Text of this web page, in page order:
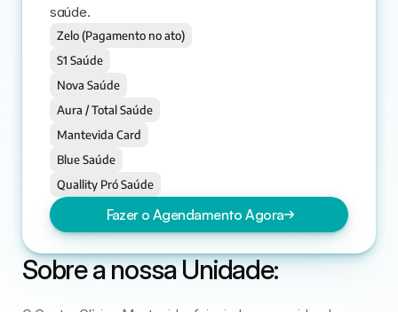
saúde.
Zelo (Pagamento no ato)
S1 Saúde
Nova Saúde
Aura / Total Saúde
Mantevida Card
Blue Saúde
Quallity Pró Saúde
Fazer o Agendamento Agora
Sobre a nossa Unidade: